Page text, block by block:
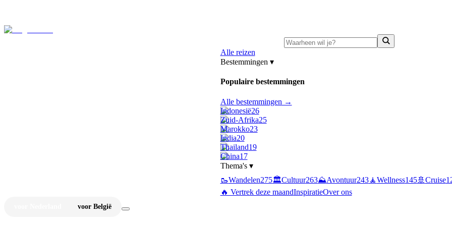
Alle reizen
Bestemmingen ▾
Populaire bestemmingen
Alle bestemmingen →
Indonesië26
Zuid-Afrika25
Marokko23
India20
Thailand19
China17
Thema's ▾
🥾Wandelen275🏛️Cultuur263⛰️Avontuur243🧘Wellness145🚢 Cruise
🔥 Vertrek deze maandInspiratieOver ons
voor België